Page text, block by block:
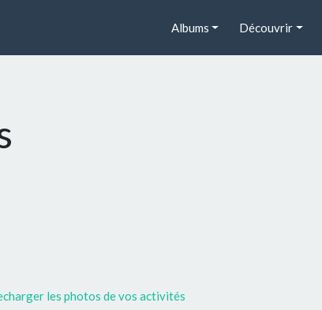
Albums Découvrir
les photos de vos activités